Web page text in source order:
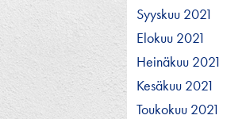
Syyskuu 2021
Elokuu 2021
Heinäkuu 2021
Kesäkuu 2021
Toukokuu 2021